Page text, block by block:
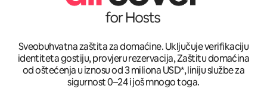
Sveobuhvatna zaštita za domaćine. Uključuje verifikaciju
identiteta gostiju, provjeru rezervacija, Zaštitu domaćina
od oštećenja u iznosu od 3 miliona USD*, liniju službe za
sigurnost 0–24 i još mnogo toga.